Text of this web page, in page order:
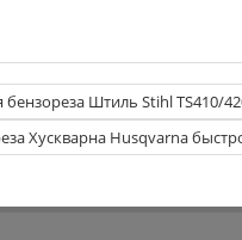
Штиль Stihl TS410/
Хускварна Husqvarna